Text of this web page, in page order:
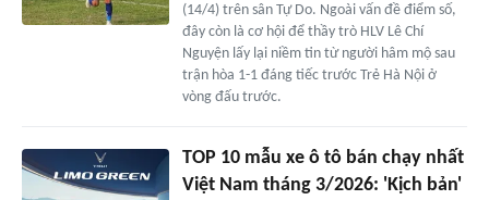
(14/4) trên sân Tự Do. Ngoài vấn đề điểm số,
đây còn là cơ hội để thầy trò HLV Lê Chí
Nguyện lấy lại niềm tin từ người hâm mộ sau
trận hòa 1-1 đáng tiếc trước Trẻ Hà Nội ở
vòng đấu trước.
TOP 10 mẫu xe ô tô bán chạy nhất
Việt Nam tháng 3/2026: 'Kịch bản'